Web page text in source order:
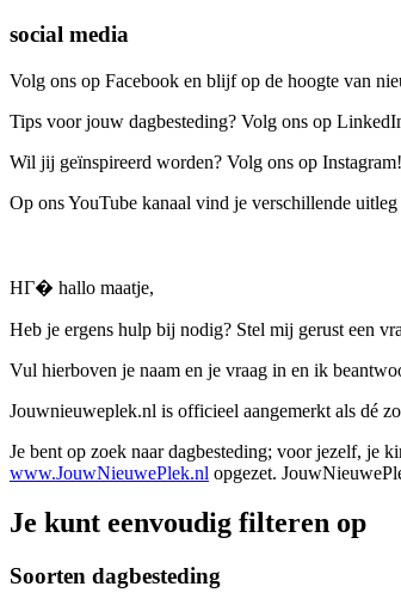
social media
Volg ons op Facebook en blijf op de hoogte van
Tips voor jouw dagbesteding? Volg ons op
Wil jij geïnspireerd worden? Volg ons op Instagram!
Op ons YouTube kanaal vind je verschillende
HГ� hallo maatje,
Heb je ergens hulp bij nodig? Stel mij gerust een
Vul hierboven je naam en je vraag in en ik
Jouwnieuweplek.nl is officieel aangemerkt als dé
Je bent op zoek naar dagbesteding; voor jezelf, je
www.JouwNieuwePlek.nl opgezet.
Je kunt eenvoudig filteren op
Soorten dagbesteding